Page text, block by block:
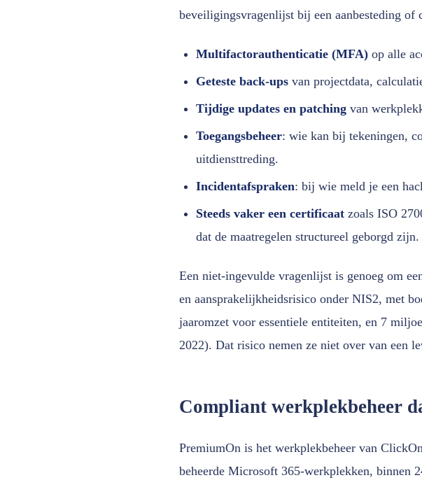
beveiligingsvragenlijst bij een aanbesteding of
Multifactorauthenticatie (MFA) op alle
Geteste back-ups van projectdata,
Tijdige updates en patching van
Toegangsbeheer: wie kan bij tekeningen,
uitdiensttreding.
Incidentafspraken: bij wie meld je een
Steeds vaker een certificaat zoals ISO
dat de maatregelen structureel geborgd zijn.
Een niet-ingevulde vragenlijst is genoeg om
en aansprakelijkheidsrisico onder NIS2, met
jaaromzet voor essentiele entiteiten, en 7
2022). Dat risico nemen ze niet over van een
Compliant werkplekbeheer
PremiumOn is het werkplekbeheer van
beheerde Microsoft 365-werkplekken, binnen